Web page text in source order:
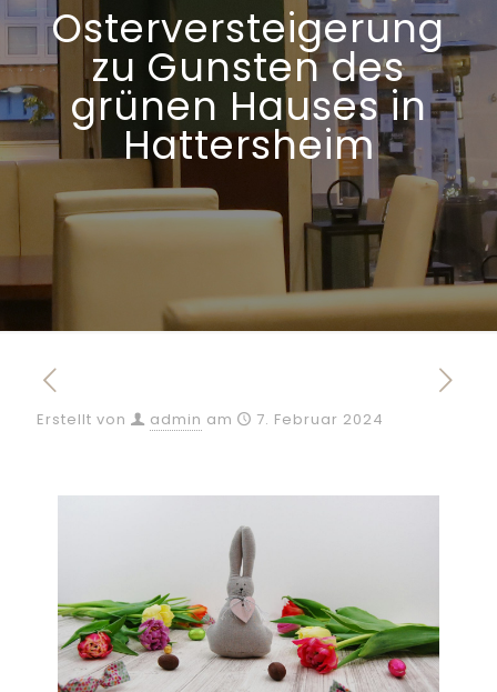
Osterversteigerung
zu Gunsten des
grünen Hauses in
Hattersheim
Erstellt von admin am 7. Februar 2024